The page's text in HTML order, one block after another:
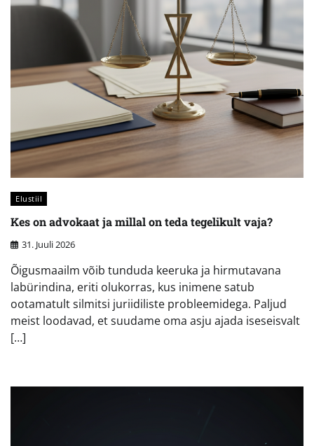
Elustiil
Kes on advokaat ja millal on teda tegelikult vaja?
31. Juuli 2026
Õigusmaailm võib tunduda keeruka ja hirmutavana
labürindina, eriti olukorras, kus inimene satub
ootamatult silmitsi juriidiliste probleemidega. Paljud
meist loodavad, et suudame oma asju ajada iseseisvalt
[…]